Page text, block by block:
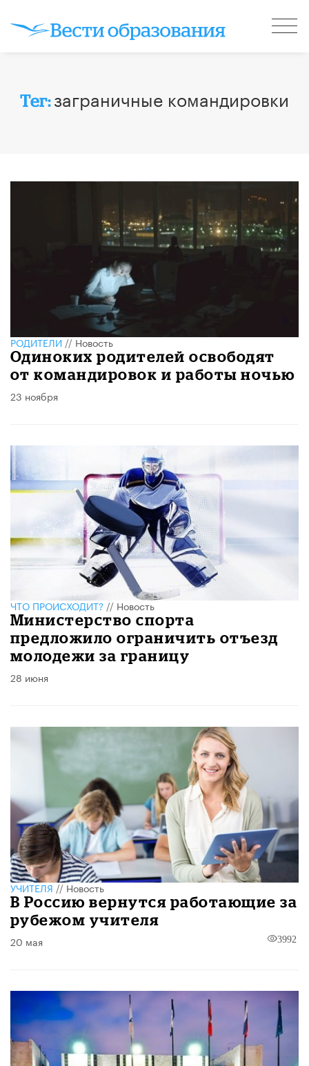
Тег:заграничные командировки
РОДИТЕЛИ//Новость
Одиноких родителей освободят
от командировок и работы ночью
23 ноября
ЧТО ПРОИСХОДИТ? // Новость
Министерство спорта
предложило ограничить отъезд
молодежи за границу
28 июня
УЧИТЕЛЯ//Новость
В Россию вернутся работающие за
рубежом учителя
20 мая 3992